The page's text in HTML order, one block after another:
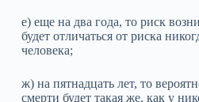
е) еще на два года, то риск
будет отличаться от риска
человека;
ж) на пятнадцать лет, то
смерти будет такая же, как у